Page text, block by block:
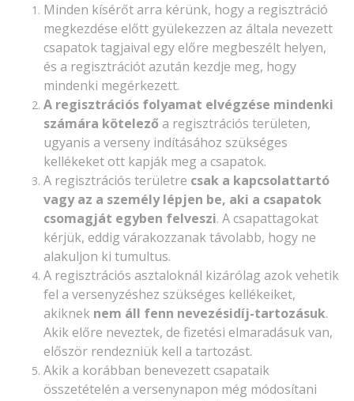
Minden kísérőt arra kérünk, hogy a regisztráció
megkezdése előtt gyülekezzen az általa nevezett
csapatok tagjaival egy előre megbeszélt helyen,
és a regisztrációt azután kezdje meg, hogy
mindenki megérkezett.
A regisztrációs folyamat elvégzése mindenki
számára kötelező a regisztrációs területen,
ugyanis a verseny indításához szükséges
kellékeket ott kapják meg a csapatok.
A regisztrációs területre csak a kapcsolattartó
vagy az a személy lépjen be, aki a csapatok
csomagját egyben felveszi. A csapattagokat
kérjük, eddig várakozzanak távolabb, hogy ne
alakuljon ki tumultus.
A regisztrációs asztaloknál kizárólag azok vehetik
fel a versenyzéshez szükséges kellékeiket,
akiknek nem áll fenn nevezésidíj-tartozásuk.
Akik előre neveztek, de fizetési elmaradásuk van,
először rendezniük kell a tartozást.
Akik a korábban benevezett csapataik
összetételén a versenynapon még módosítani